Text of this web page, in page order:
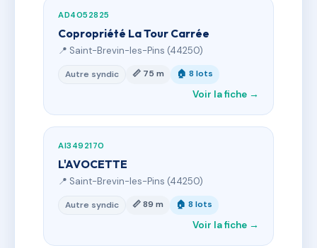
AD4052825
Copropriété La Tour Carrée
📍 Saint-Brevin-les-Pins (44250)
Autre syndic 📏 75 m 🏠 8 lots
Voir la fiche →
AI3492170
L'AVOCETTE
📍 Saint-Brevin-les-Pins (44250)
Autre syndic 📏 89 m 🏠 8 lots
Voir la fiche →